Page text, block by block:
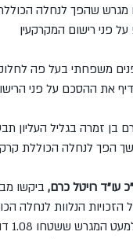
שהפך לנחלה
פני רישום המקרקעין
משפחתי בעל פה
את ההסכם על פני
בן זמרה בגליל העליון
בשנת 2007, שבהמשך הפך לנחלה
עו"ד רויטל כרם, ביקשו
הנלוות לנחלה